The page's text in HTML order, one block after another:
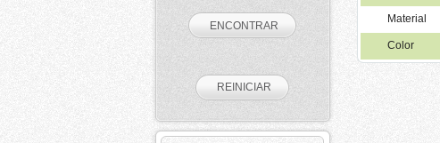
Material
Color